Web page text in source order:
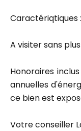
Caractériqtiques
A visiter sans
Honoraires
annuelles
ce bien est
Votre conseiller